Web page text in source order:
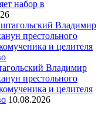
набор в
Владимир
престольного
и целителя
10.08.2026